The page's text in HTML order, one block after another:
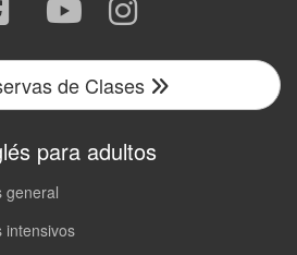
de Clases
para adultos
general
intensivos